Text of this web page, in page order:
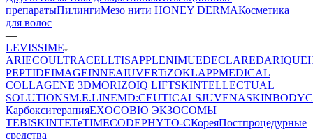
препаратыПилингиМезо нити HONEY DERMAКосметика
для волос
—
LEVISSIME
ARIECOULTRACELLTISAPPLENIMUEDECLAREDARIQUE
PEPTIDEIMAGEINNEAIUVERTiZOKLAPPMEDICAL
COLLAGENE 3DMORIZOIQ LIFTSKINTELLECTUAL
SOLUTIONSM.E.LINEMD:CEUTICALSJUVENASKINBODY
КарбокситерапияEXOCOBIO ЭКЗОСОМЫ
TEBISKINTETeTIMECODEPHYTO-CКореяПостпроцедурные
средства